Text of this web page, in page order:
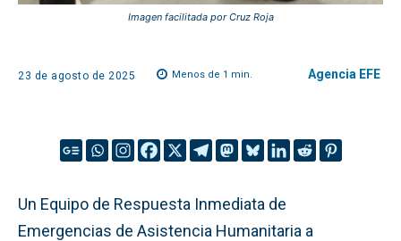
Imagen facilitada por Cruz Roja
23 de agosto de 2025 Menos de 1 min. Agencia EFE
Un Equipo de Respuesta Inmediata de
Emergencias de Asistencia Humanitaria a